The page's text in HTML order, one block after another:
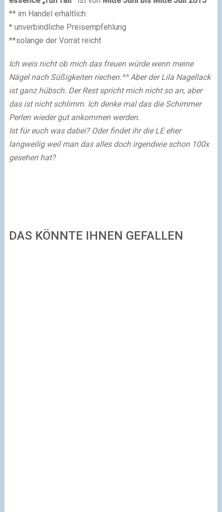
** im Handel erhältlich.
* unverbindliche Preisempfehlung
**solange der Vorrat reicht
Ich weis nicht ob mich das freuen würde wenn meine
Nägel nach Süßigkeiten riechen.^^ Aber der Lila Nagellack
ist ganz hübsch. Der Rest spricht mich nicht so an, aber
das ist nicht schlimm. Ich denke mal das die Schimmer
Perlen wieder gut ankommen werden.
Ist für euch was dabei? Oder findet ihr die LE eher
langweilig weil man das alles doch irgendwie schon 100x
gesehen hat?
DAS KÖNNTE IHNEN GEFALLEN